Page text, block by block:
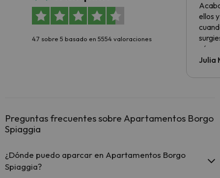
4.7 sobre 5 basado en 5554 valoraciones
ellos
todo
Julia
Preguntas frecuentes sobre Apartamentos Borgo
Spiaggia
¿Dónde puedo aparcar en Apartamentos Borgo
Spiaggia?